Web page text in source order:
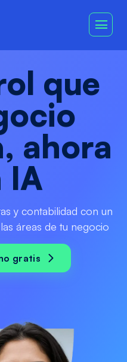
que
ahora
IA
y contabilidad con un
áreas de tu negocio
gratis